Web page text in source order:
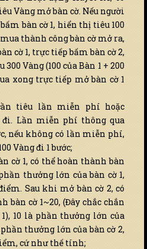
Vàng mở bàn cờ. Nếu người
bàn cờ 1, hiển thị tiêu 100
thành công bàn cờ mở ra,
cờ 1, trực tiếp bấm bàn cờ 2,
Vàng (100 của Bàn 1 + 200
xong trực tiếp mở bàn cờ 1
tiêu lần miễn phí hoặc
đi. Lần miễn phí thông qua
nếu không có lần miễn phí,
Vàng đi 1 bước;
cờ 1, có thể hoàn thành bàn
thưởng lớn của bàn cờ 1,
Sau khi mở bàn cờ 2, có
bàn cờ 1~20, (Đây chắc chắn
10 là phần thưởng lớn của
phần thưởng lớn của bàn cờ 2,
cứ như thế tính;